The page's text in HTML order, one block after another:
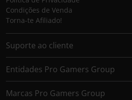
Condições de Venda
Torna-te Afiliado!
Suporte ao cliente
Entidades Pro Gamers Group
Marcas Pro Gamers Group